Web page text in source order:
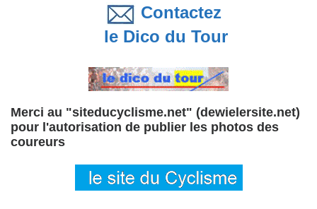
Contactez
le Dico du Tour
Merci au "siteducyclisme.net" (dewielersite.net)
pour l'autorisation de publier les photos des
coureurs